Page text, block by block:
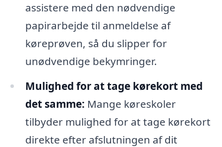
assistere med den nødvendige
papirarbejde til anmeldelse af
køreprøven, så du slipper for
unødvendige bekymringer.
Mulighed for at tage kørekort med
det samme: Mange køreskoler
tilbyder mulighed for at tage kørekort
direkte efter afslutningen af dit